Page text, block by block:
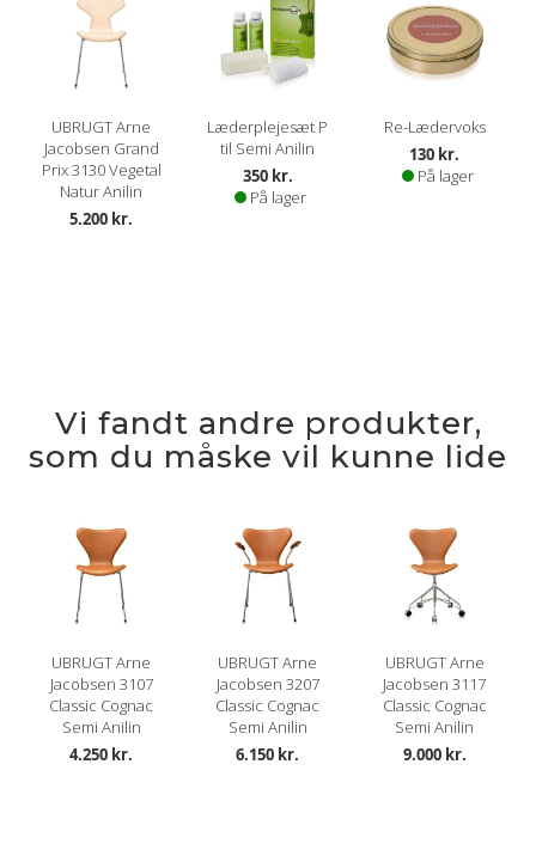
UBRUGT Arne
Jacobsen Grand
Prix 3130 Vegetal
Natur Anilin
5.200 kr.
Læderplejesæt P
til Semi Anilin
350 kr.
På lager
Re-Lædervoks
130 kr.
På lager
Vi fandt andre produkter,
som du måske vil kunne lide
UBRUGT Arne
Jacobsen 3107
Classic Cognac
Semi Anilin
4.250 kr.
UBRUGT Arne
Jacobsen 3207
Classic Cognac
Semi Anilin
6.150 kr.
UBRUGT Arne
Jacobsen 3117
Classic Cognac
Semi Anilin
9.000 kr.